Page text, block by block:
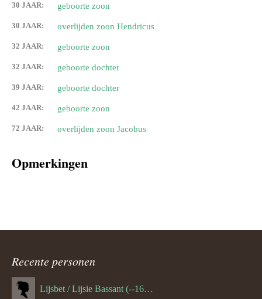
30 JAAR: geboorte zoon
30 JAAR: overlijden zoon Hendricus
32 JAAR: geboorte zoon
32 JAAR: geboorte dochter
39 JAAR: geboorte dochter
42 JAAR: geboorte zoon
72 JAAR: overlijden zoon Jacobus
Opmerkingen
Recente personen
Lijsbet / Lijsie Bassant (--1687)